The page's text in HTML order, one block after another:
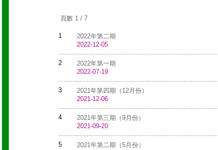
頁數 1 / 7
1
2022年第二期
2022-12-05
2
2022年第一期
2022-07-19
3
2021年第四期（12月份）
2021-12-06
4
2021年第三期（9月份）
2021-09-20
5
2021年第二期（5月份）